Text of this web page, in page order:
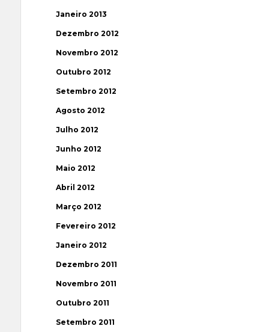
Janeiro 2013
Dezembro 2012
Novembro 2012
Outubro 2012
Setembro 2012
Agosto 2012
Julho 2012
Junho 2012
Maio 2012
Abril 2012
Março 2012
Fevereiro 2012
Janeiro 2012
Dezembro 2011
Novembro 2011
Outubro 2011
Setembro 2011